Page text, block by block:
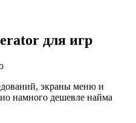
для игр
экраны меню и
намного дешевле найма